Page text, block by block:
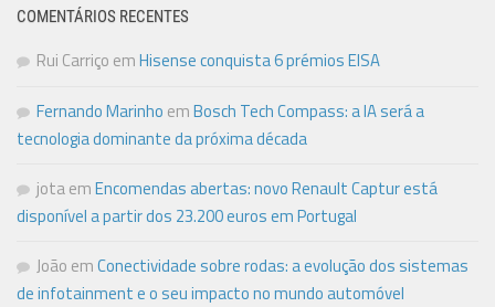
COMENTÁRIOS RECENTES
Rui Carriço emHisense conquista 6 prémios EISA
Fernando Marinho emBosch Tech Compass: a IA será a
tecnologia dominante da próxima década
jotaemEncomendas abertas: novo Renault Captur está
disponível a partir dos 23.200 euros em Portugal
João emConectividade sobre rodas: a evolução dos sistemas
de infotainment e o seu impacto no mundo automóvel